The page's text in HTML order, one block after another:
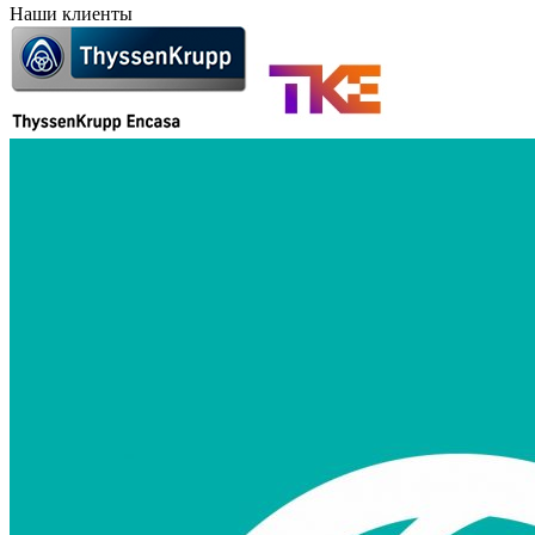
Наши клиенты